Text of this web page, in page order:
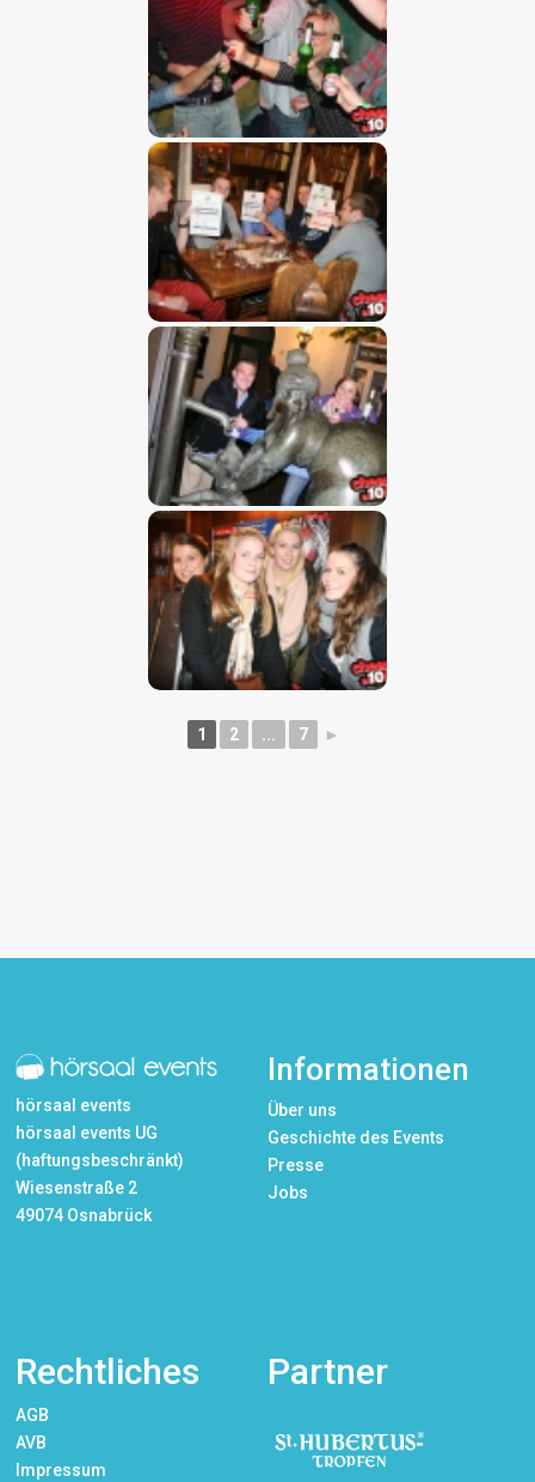
1 2 ... 7 ►
hörsaal events
hörsaal events UG
(haftungsbeschränkt)
Wiesenstraße 2
49074 Osnabrück
Informationen
Über uns
Geschichte des Events
Presse
Jobs
Rechtliches
AGB
AVB
Impressum
Partner